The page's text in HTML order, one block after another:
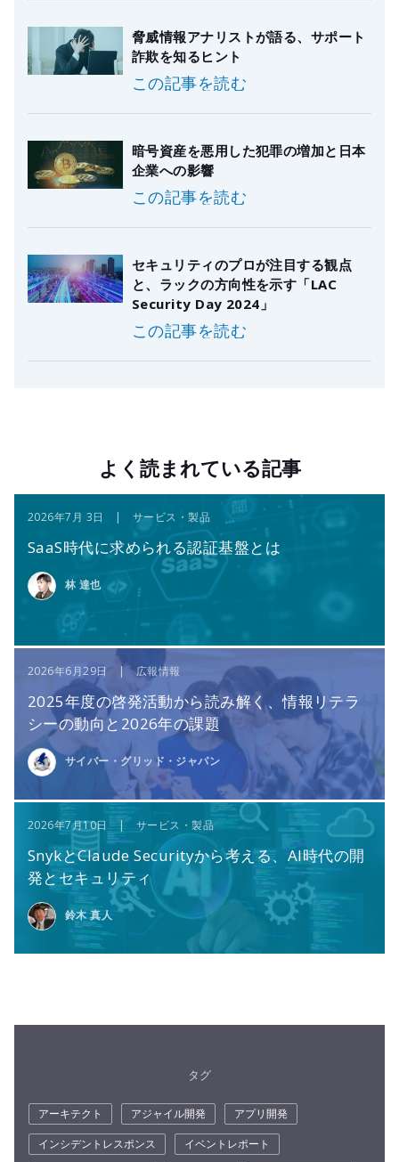
脅威情報アナリストが語る、サポート
詐欺を知るヒント
この記事を読む
暗号資産を悪用した犯罪の増加と日本
企業への影響
この記事を読む
セキュリティのプロが注目する観点
と、ラックの方向性を示す「LAC
Security Day 2024」
この記事を読む
よく読まれている記事
2026年7月 3日 | サービス・製品
SaaS時代に求められる認証基盤とは
林 達也
2026年6月29日 | 広報情報
2025年度の啓発活動から読み解く、情報リテラ
シーの動向と2026年の課題
サイバー・グリッド・ジャパン
2026年7月10日 | サービス・製品
SnykとClaude Securityから考える、AI時代の開
発とセキュリティ
鈴木 真人
タグ
アーキテクト アジャイル開発
アプリ開発
インシデントレスポンス
イベントレポート